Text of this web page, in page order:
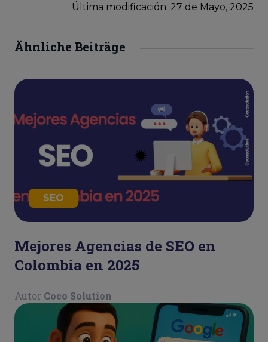
Última modificación: 27 de Mayo, 2025
Ähnliche Beiträge
SEO
Mejores Agencias de SEO en
Colombia en 2025
Autor Coco Solution